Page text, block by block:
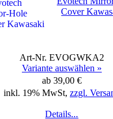
Cover
Art-Nr. EVOGWKA2
Variante auswählen »
ab 39,00 €
inkl. 19% MwSt, zzgl.
Details...